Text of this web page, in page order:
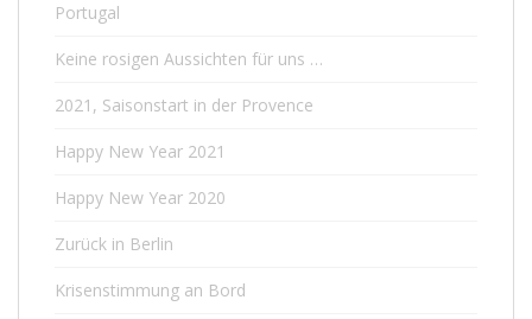
Portugal
Keine rosigen Aussichten für uns …
2021, Saisonstart in der Provence
Happy New Year 2021
Happy New Year 2020
Zurück in Berlin
Krisenstimmung an Bord